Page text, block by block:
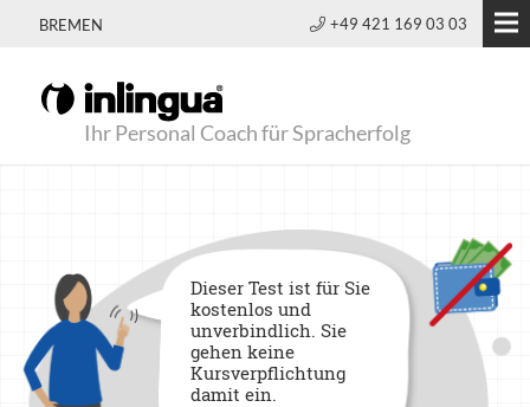
BREMEN +49 421 169 03 03
Ihr Personal Coach für Spracherfolg
Dieser Test ist für Sie
kostenlos und
unverbindlich. Sie
gehen keine
Kursverpflichtung
damit ein.